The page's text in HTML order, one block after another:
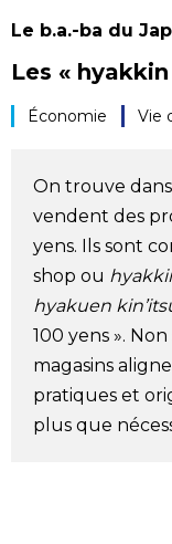
Économie
Société
Culture
Gastronomie
Le japonais
En plus
Le b.a.-ba du
Les «
Économie Vie
On trouve
vendent des
yens. Ils sont
shop ou
hyakuen
100 yens ».
magasins
pratiques et
plus que